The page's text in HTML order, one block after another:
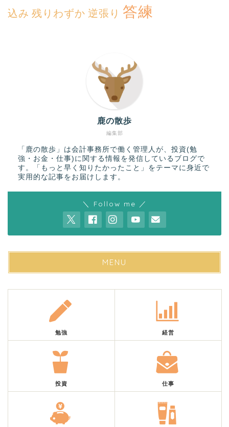
込み 残りわずか 逆張り 答練
編集部
鹿の散歩
「鹿の散歩」は会計事務所で働く管理人が、投資(勉
強・お金・仕事)に関する情報を発信しているブログで
す。「もっと早く知りたかったこと」をテーマに身近で
実用的な記事をお届けします。
＼ Follow me ／
MENU
勉強 経営
投資 仕事